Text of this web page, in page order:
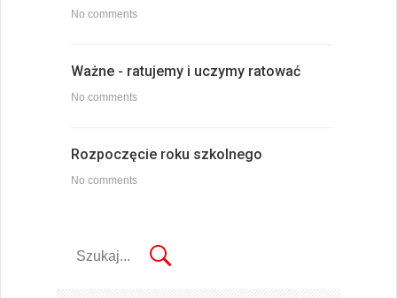
No comments
Ważne - ratujemy i uczymy ratować
No comments
Rozpoczęcie roku szkolnego
No comments